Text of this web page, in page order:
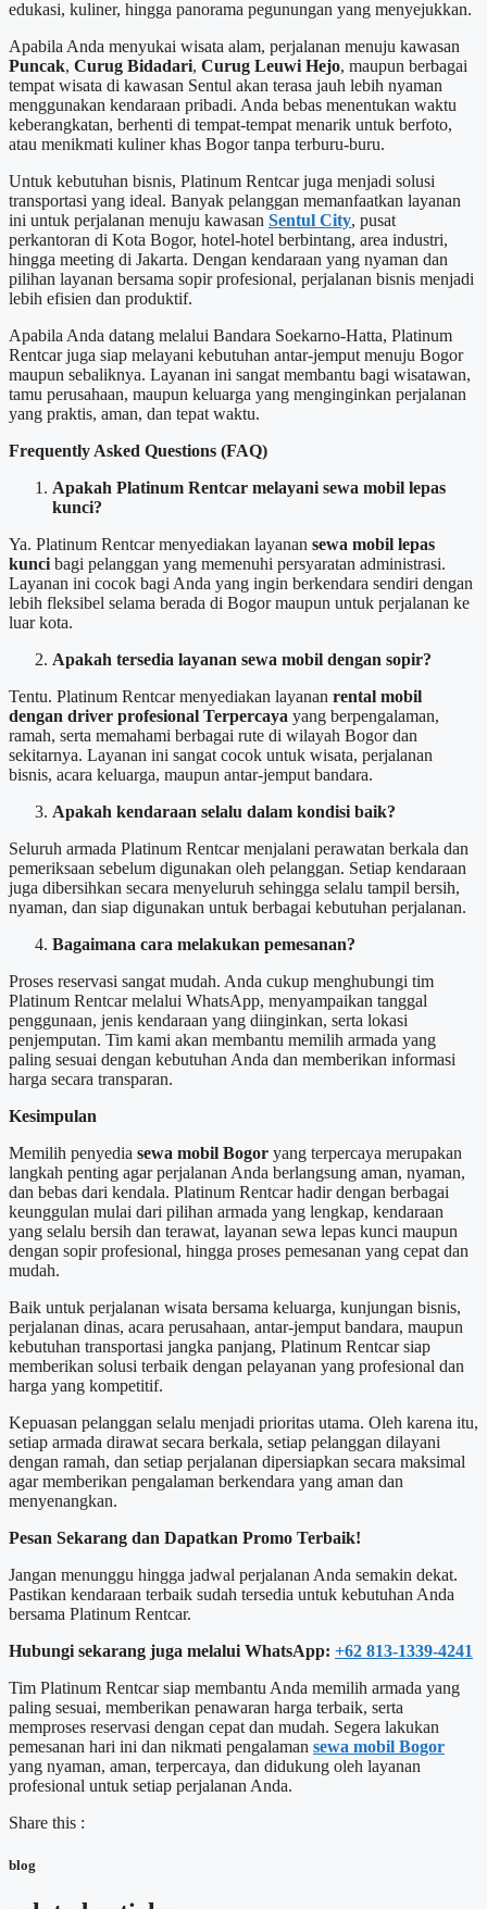
edukasi, kuliner, hingga panorama pegunungan yang menyejukkan.
Apabila Anda menyukai wisata alam, perjalanan menuju kawasan
Puncak, Curug Bidadari, Curug Leuwi Hejo, maupun berbagai
tempat wisata di kawasan Sentul akan terasa jauh lebih nyaman
menggunakan kendaraan pribadi. Anda bebas menentukan waktu
keberangkatan, berhenti di tempat-tempat menarik untuk berfoto,
atau menikmati kuliner khas Bogor tanpa terburu-buru.
Untuk kebutuhan bisnis, Platinum Rentcar juga menjadi solusi
transportasi yang ideal. Banyak pelanggan memanfaatkan layanan
ini untuk perjalanan menuju kawasan Sentul City, pusat
perkantoran di Kota Bogor, hotel-hotel berbintang, area industri,
hingga meeting di Jakarta. Dengan kendaraan yang nyaman dan
pilihan layanan bersama sopir profesional, perjalanan bisnis menjadi
lebih efisien dan produktif.
Apabila Anda datang melalui Bandara Soekarno-Hatta, Platinum
Rentcar juga siap melayani kebutuhan antar-jemput menuju Bogor
maupun sebaliknya. Layanan ini sangat membantu bagi wisatawan,
tamu perusahaan, maupun keluarga yang menginginkan perjalanan
yang praktis, aman, dan tepat waktu.
Frequently Asked Questions (FAQ)
Apakah Platinum Rentcar melayani sewa mobil lepas
kunci?
Ya. Platinum Rentcar menyediakan layanan sewa mobil lepas
kunci bagi pelanggan yang memenuhi persyaratan administrasi.
Layanan ini cocok bagi Anda yang ingin berkendara sendiri dengan
lebih fleksibel selama berada di Bogor maupun untuk perjalanan ke
luar kota.
Apakah tersedia layanan sewa mobil dengan sopir?
Tentu. Platinum Rentcar menyediakan layanan rental mobil
dengan driver profesional Terpercaya yang berpengalaman,
ramah, serta memahami berbagai rute di wilayah Bogor dan
sekitarnya. Layanan ini sangat cocok untuk wisata, perjalanan
bisnis, acara keluarga, maupun antar-jemput bandara.
Apakah kendaraan selalu dalam kondisi baik?
Seluruh armada Platinum Rentcar menjalani perawatan berkala dan
pemeriksaan sebelum digunakan oleh pelanggan. Setiap kendaraan
juga dibersihkan secara menyeluruh sehingga selalu tampil bersih,
nyaman, dan siap digunakan untuk berbagai kebutuhan perjalanan.
Bagaimana cara melakukan pemesanan?
Proses reservasi sangat mudah. Anda cukup menghubungi tim
Platinum Rentcar melalui WhatsApp, menyampaikan tanggal
penggunaan, jenis kendaraan yang diinginkan, serta lokasi
penjemputan. Tim kami akan membantu memilih armada yang
paling sesuai dengan kebutuhan Anda dan memberikan informasi
harga secara transparan.
Kesimpulan
Memilih penyedia sewa mobil Bogor yang terpercaya merupakan
langkah penting agar perjalanan Anda berlangsung aman, nyaman,
dan bebas dari kendala. Platinum Rentcar hadir dengan berbagai
keunggulan mulai dari pilihan armada yang lengkap, kendaraan
yang selalu bersih dan terawat, layanan sewa lepas kunci maupun
dengan sopir profesional, hingga proses pemesanan yang cepat dan
mudah.
Baik untuk perjalanan wisata bersama keluarga, kunjungan bisnis,
perjalanan dinas, acara perusahaan, antar-jemput bandara, maupun
kebutuhan transportasi jangka panjang, Platinum Rentcar siap
memberikan solusi terbaik dengan pelayanan yang profesional dan
harga yang kompetitif.
Kepuasan pelanggan selalu menjadi prioritas utama. Oleh karena itu,
setiap armada dirawat secara berkala, setiap pelanggan dilayani
dengan ramah, dan setiap perjalanan dipersiapkan secara maksimal
agar memberikan pengalaman berkendara yang aman dan
menyenangkan.
Pesan Sekarang dan Dapatkan Promo Terbaik!
Jangan menunggu hingga jadwal perjalanan Anda semakin dekat.
Pastikan kendaraan terbaik sudah tersedia untuk kebutuhan Anda
bersama Platinum Rentcar.
Hubungi sekarang juga melalui WhatsApp: +62 813-1339-4241
Tim Platinum Rentcar siap membantu Anda memilih armada yang
paling sesuai, memberikan penawaran harga terbaik, serta
memproses reservasi dengan cepat dan mudah. Segera lakukan
pemesanan hari ini dan nikmati pengalaman sewa mobil Bogor
yang nyaman, aman, terpercaya, dan didukung oleh layanan
profesional untuk setiap perjalanan Anda.
Share this :
blog